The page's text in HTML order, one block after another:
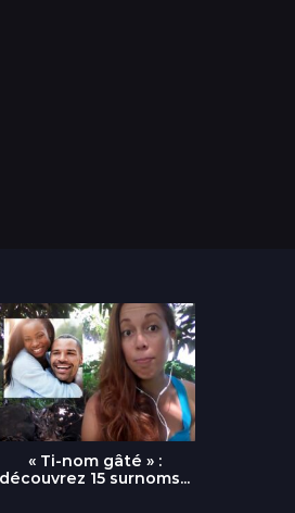
« Ti-nom gâté » :
découvrez 15 surnoms...